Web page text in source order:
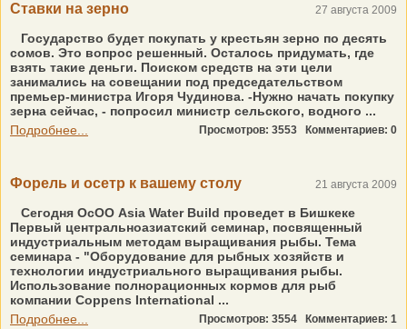
Ставки на зерно 27 августа 2009
Государство будет покупать у крестьян зерно по десять
сомов. Это вопрос решенный. Осталось придумать, где
взять такие деньги. Поиском средств на эти цели
занимались на совещании под председательством
премьер-министра Игоря Чудинова. -Нужно начать покупку
зерна сейчас, - попросил министр сельского, водного ...
Подробнее...
Просмотров: 3553 Комментариев: 0
Форель и осетр к вашему столу 21 августа 2009
Сегодня ОсОО Asia Water Build проведет в Бишкеке
Первый центральноазиатский семинар, посвященный
индустриальным методам выращивания рыбы. Тема
семинара - "Оборудование для рыбных хозяйств и
технологии индустриального выращивания рыбы.
Использование полнорационных кормов для рыб
компании Coppens International ...
Подробнее...
Просмотров: 3554 Комментариев: 1